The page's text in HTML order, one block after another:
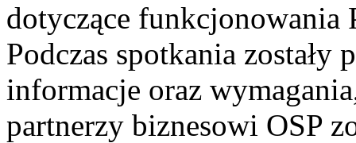
dotyczące funkcjonowania
Podczas spotkania zostały
informacje oraz
partnerzy biznesowi OSP